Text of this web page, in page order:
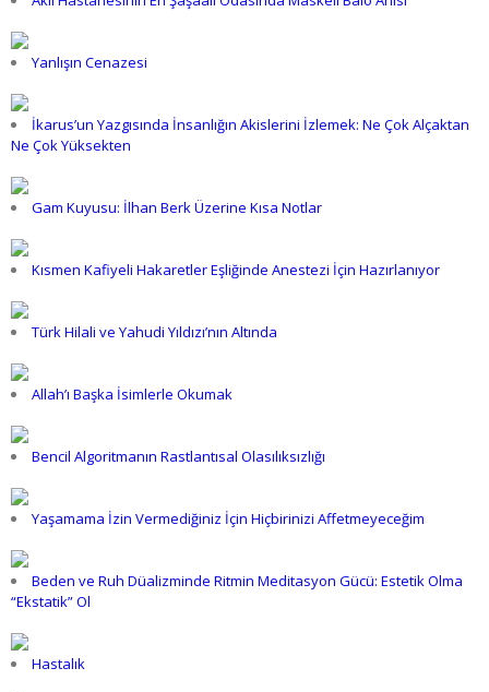
Yanlışın Cenazesi
İkarus’un Yazgısında İnsanlığın Akislerini İzlemek: Ne Çok Alçaktan
Ne Çok Yüksekten
Gam Kuyusu: İlhan Berk Üzerine Kısa Notlar
Kısmen Kafiyeli Hakaretler Eşliğinde Anestezi İçin Hazırlanıyor
Türk Hilali ve Yahudi Yıldızı’nın Altında
Allah’ı Başka İsimlerle Okumak
Bencil Algoritmanın Rastlantısal Olasılıksızlığı
Yaşamama İzin Vermediğiniz İçin Hiçbirinizi Affetmeyeceğim
Beden ve Ruh Düalizminde Ritmin Meditasyon Gücü: Estetik Olma
“Ekstatik” Ol
Hastalık